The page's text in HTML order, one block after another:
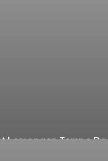
Lamongan Tempo